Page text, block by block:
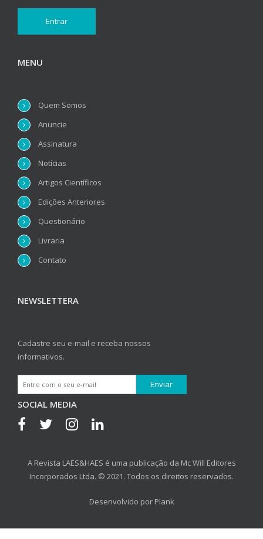
MENU
Quem Somos
Anuncie
Assinatura
Notícias
Artigos Científicos
Edições Anteriores
Questionário
Livraria
Contato
NEWSLETTERA
Cadastre seu e-mail e receba nossos
informativos.
SOCIAL MEDIA
A Revista LAES&HAES é uma publicação da Mc Will Editores
Incorporados Ltda. © 2021. Todos os direitos reservados.
Desenvolvido por Plank